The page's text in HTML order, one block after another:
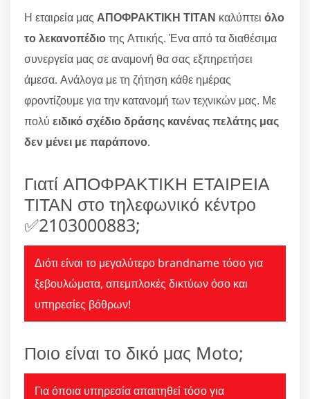
Η εταιρεία μας ΑΠΟΦΡΑΚΤΙΚΗ ΤΙΤΑΝ καλύπτει όλο
το λεκανοπέδιοτης Αττικής. Ένα από τα διαθέσιμα
συνεργεία μας σε αναμονή θα σας εξπηρετήσει
άμεσα. Ανάλογα με τη ζήτηση κάθε ημέρας
φροντίζουμε για την κατανομή των τεχνικών μας. Με
πολύ ειδικό σχέδιο δράσης κανένας πελάτης μας
δεν μένει με παράπονο.
Γιατί ΑΠΟΦΡΑΚΤΙΚΗ ΕΤΑΙΡΕΙΑ
ΤΙΤΑΝ στο τηλεφωνικό κέντρο
✅2103000883;
Διότι είναι το μεγαλύτερο brandname τόσο για
ξεβουλώματα, απεμπλοκές δικτύων όσο και
υπηρεσίες βόθρων!
Ποιο είναι το δικό μας Moto;
Για όποια υπηρεσία απαιτηθεί τόσο για